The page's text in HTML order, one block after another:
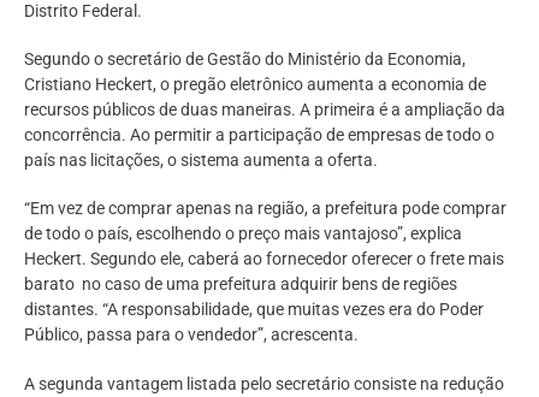
Distrito Federal.
Segundo o secretário de Gestão do Ministério da Economia,
Cristiano Heckert, o pregão eletrônico aumenta a economia de
recursos públicos de duas maneiras. A primeira é a ampliação da
concorrência. Ao permitir a participação de empresas de todo o
país nas licitações, o sistema aumenta a oferta.
“Em vez de comprar apenas na região, a prefeitura pode comprar
de todo o país, escolhendo o preço mais vantajoso”, explica
Heckert. Segundo ele, caberá ao fornecedor oferecer o frete mais
barato no caso de uma prefeitura adquirir bens de regiões
distantes. “A responsabilidade, que muitas vezes era do Poder
Público, passa para o vendedor”, acrescenta.
Asegunda vantagem listada pelo secretário consiste na redução